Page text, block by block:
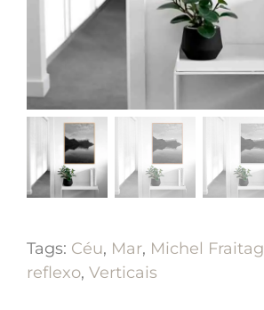
Tags: Céu, Mar, Michel Fraitag
reflexo, Verticais